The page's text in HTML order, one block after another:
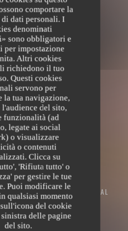
comportare la
di dati personali. I
denominati
sono obbligatori e
per impostazione
Altri cookies
richiedono il tuo
Questi cookies
servono per
la tua navigazione,
l'audience del sito,
funzionalità (ad
legate ai social
o visualizzare
o contenuti
Clicca su
'Rifiuta tutto' o
per gestire le tue
Puoi modificare le
qualsiasi momento
del cookie
sinistra delle pagine
del sito.
PIZZERIA
10 BOUCLE DU VAL
THIONVILLE